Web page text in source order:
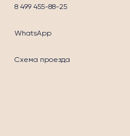
8 499 455-88-25
WhatsApp
Схема проезда